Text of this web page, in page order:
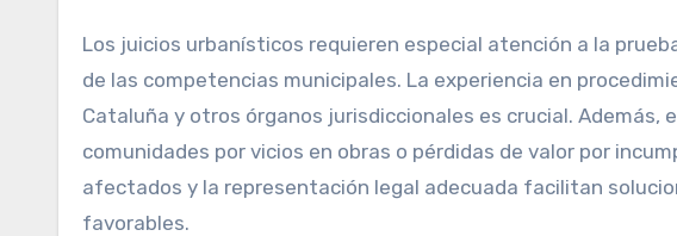
Los juicios urbanísticos requieren especial atención a la
de las competencias municipales. La experiencia en
Cataluña y otros órganos jurisdiccionales es crucial.
comunidades por vicios en obras o pérdidas de valor por
afectados y la representación legal adecuada facilitan
favorables.